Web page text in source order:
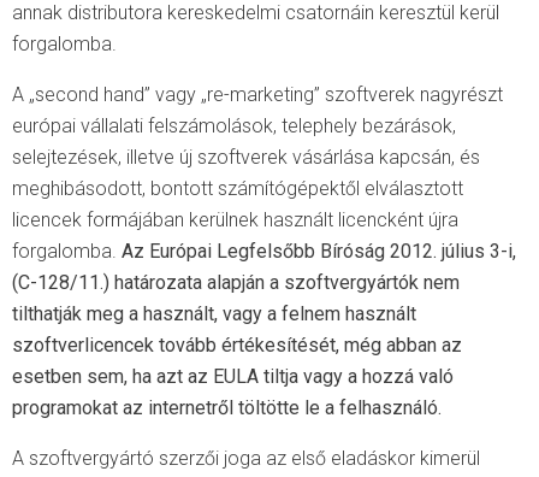
annak distributora kereskedelmi csatornáin keresztül kerül
forgalomba.
A „second hand” vagy „re-marketing” szoftverek nagyrészt
európai vállalati felszámolások, telephely bezárások,
selejtezések, illetve új szoftverek vásárlása kapcsán, és
meghibásodott, bontott számítógépektől elválasztott
licencek formájában kerülnek használt licencként újra
forgalomba. Az Európai Legfelsőbb Bíróság 2012. július 3-i,
(C-128/11.) határozata alapján a szoftvergyártók nem
tilthatják meg a használt, vagy a felnem használt
szoftverlicencek tovább értékesítését, még abban az
esetben sem, ha azt az EULA tiltja vagy a hozzá való
programokat az internetről töltötte le a felhasználó.
A szoftvergyártó szerzői joga az első eladáskor kimerül